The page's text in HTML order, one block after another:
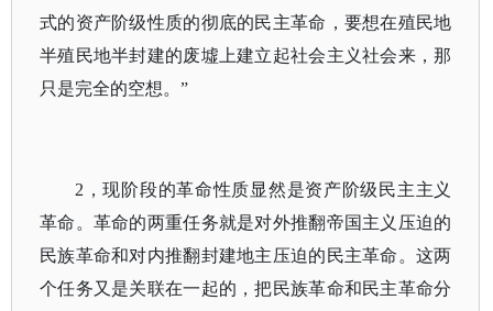
式的资产阶级性质的彻底的民主革命，要想在殖民地
半殖民地半封建的废墟上建立起社会主义社会来，那
只是完全的空想。”
2，现阶段的革命性质显然是资产阶级民主主义
革命。革命的两重任务就是对外推翻帝国主义压迫的
民族革命和对内推翻封建地主压迫的民主革命。这两
个任务又是关联在一起的，把民族革命和民主革命分